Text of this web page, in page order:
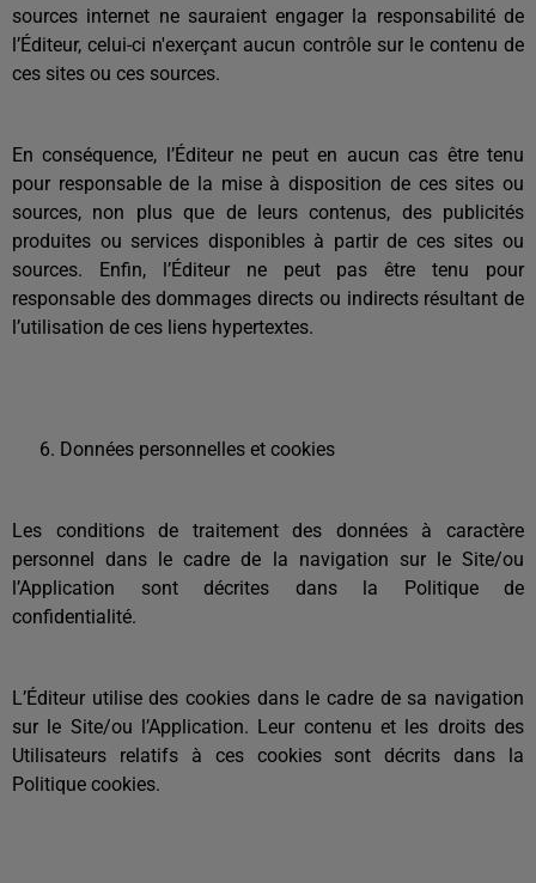
sources internet ne sauraient engager la responsabilité de
l’Éditeur, celui-ci n'exerçant aucun contrôle sur le contenu de
ces sites ou ces sources.
En conséquence, l’Éditeur ne peut en aucun cas être tenu
pour responsable de la mise à disposition de ces sites ou
sources, non plus que de leurs contenus, des publicités
produites ou services disponibles à partir de ces sites ou
sources. Enfin, l’Éditeur ne peut pas être tenu pour
responsable des dommages directs ou indirects résultant de
l’utilisation de ces liens hypertextes.
Données personnelles et cookies
Les conditions de traitement des données à caractère
personnel dans le cadre de la navigation sur le Site/ou
l’Application sont décrites dans la Politique de
confidentialité.
L’Éditeur utilise des cookies dans le cadre de sa navigation
sur le Site/ou l’Application. Leur contenu et les droits des
Utilisateurs relatifs à ces cookies sont décrits dans la
Politique cookies.